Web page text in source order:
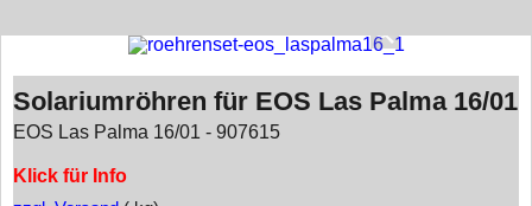
Solariumröhren für EOS Las Palma 16/01
EOS Las Palma 16/01 - 907615
Klick für Info